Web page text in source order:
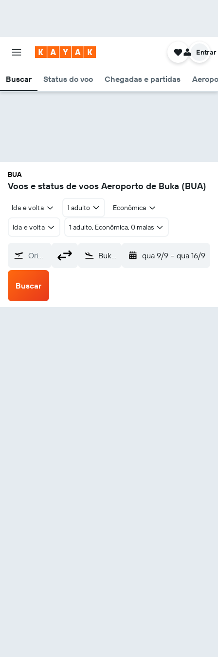
Buscar Status do voo Chegadas e partidas
Entrar
BUA
Voos e status de voos Aeroporto de Buka (BUA)
Ida e volta 1 adulto Econômica
Ida e volta 1 adulto, Econômica, 0 malas
Origem Buka (BUA) qua 9/9 - qua 16/9
Buscar